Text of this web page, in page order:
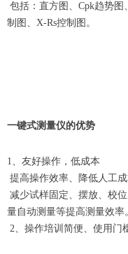
包括：直方图、Cpk趋势图
制图、X-Rs控制图。
一键式测量仪的优势
1、友好操作，低成本
提高操作效率、降低人工
减少试样固定、摆放、校
量自动测量等提高测量效率
2、操作培训简便、使用门